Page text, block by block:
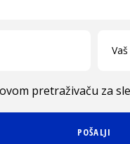
pretraživaču za